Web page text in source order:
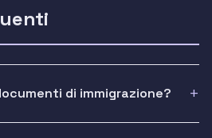
di immigrazione?